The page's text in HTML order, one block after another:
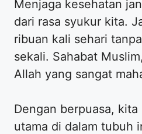
Menjaga kesehatan
dari rasa syukur kita.
ribuan kali sehari
sekali. Sahabat
Allah yang sangat
Dengan berpuasa,
utama di dalam tubuh